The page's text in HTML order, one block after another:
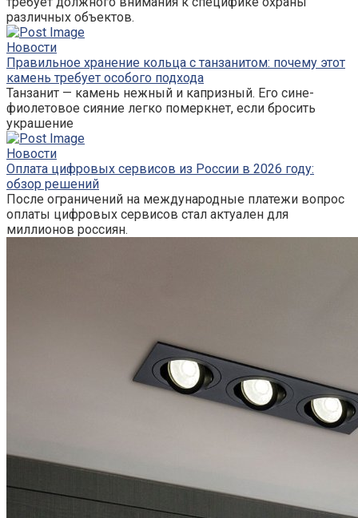
различных объектов.
Новости
Правильное хранение кольца с танзанитом: почему этот
камень требует особого подхода
Танзанит — камень нежный и капризный. Его сине-
фиолетовое сияние легко померкнет, если бросить
украшение
Новости
Оплата цифровых сервисов из России в 2026 году:
обзор решений
После ограничений на международные платежи вопрос
оплаты цифровых сервисов стал актуален для
миллионов россиян.